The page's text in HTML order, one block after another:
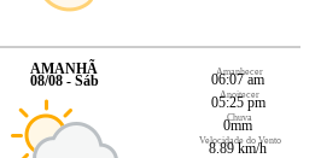
AMANHÃ
08/08 - Sáb
Amanhecer
06:07 am
Anoitecer
05:25 pm
Chuva
0mm
Velocidade do Vento
8.89 km/h